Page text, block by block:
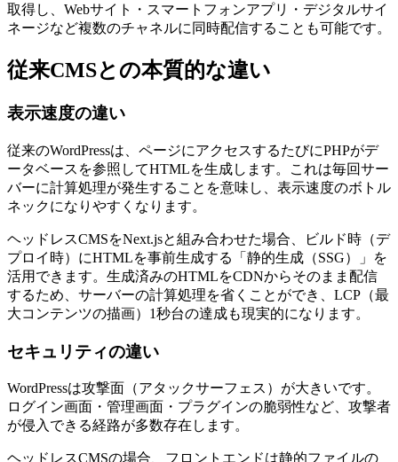
取得し、Webサイト・スマートフォンアプリ・デジタルサイ
ネージなど複数のチャネルに同時配信することも可能です。
従来CMSとの本質的な違い
表示速度の違い
従来のWordPressは、ページにアクセスするたびにPHPがデ
ータベースを参照してHTMLを生成します。これは毎回サー
バーに計算処理が発生することを意味し、表示速度のボトル
ネックになりやすくなります。
ヘッドレスCMSをNext.jsと組み合わせた場合、ビルド時（デ
プロイ時）にHTMLを事前生成する「静的生成（SSG）」を
活用できます。生成済みのHTMLをCDNからそのまま配信
するため、サーバーの計算処理を省くことができ、LCP（最
大コンテンツの描画）1秒台の達成も現実的になります。
セキュリティの違い
WordPressは攻撃面（アタックサーフェス）が大きいです。
ログイン画面・管理画面・プラグインの脆弱性など、攻撃者
が侵入できる経路が多数存在します。
ヘッドレスCMSの場合、フロントエンドは静的ファイルの